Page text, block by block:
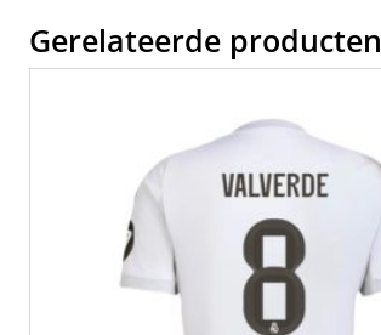
Gerelateerde producten